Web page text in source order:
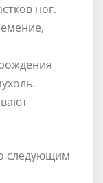
ног.
следующим